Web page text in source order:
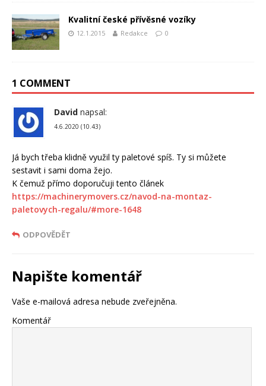
Kvalitní české přívěsné vozíky
12.1.2015 Redakce 0
1 COMMENT
David napsal:
4.6.2020 (10.43)
Já bych třeba klidně využil ty paletové spíš. Ty si můžete
sestavit i sami doma žejo.
K čemuž přímo doporučuji tento článek
https://machinerymovers.cz/navod-na-montaz-
paletovych-regalu/#more-1648
ODPOVĚDĚT
Napište komentář
Vaše e-mailová adresa nebude zveřejněna.
Komentář